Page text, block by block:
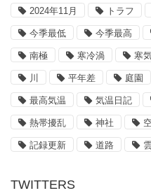
2024年11月 トラフ
今季最低 今季最高
南極 寒冷渦 寒
川 平年差 庭園
最高気温 気温日記
熱帯擾乱 神社
記録更新 道路
TWITTERS